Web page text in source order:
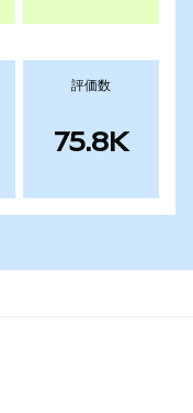
評価数
75.8K